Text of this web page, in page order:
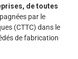
de toutes
par le
(CTTC) dans le
de fabrication